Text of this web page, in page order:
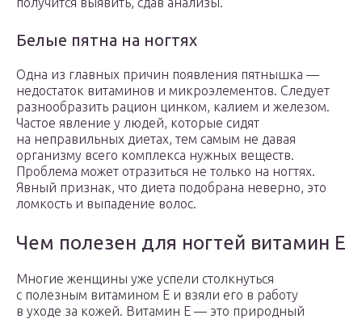
Белые пятна на ногтях
Одна из главных причин появления пятнышка —
недостаток витаминов и микроэлементов. Следует
разнообразить рацион цинком, калием и железом.
Частое явление у людей, которые сидят
на неправильных диетах, тем самым не давая
организму всего комплекса нужных веществ.
Проблема может отразиться не только на ногтях.
Явный признак, что диета подобрана неверно, это
ломкость и выпадение волос.
Чем полезен для ногтей витамин Е
Многие женщины уже успели столкнуться
с полезным витамином Е и взяли его в работу
в уходе за кожей. Витамин Е — это природный